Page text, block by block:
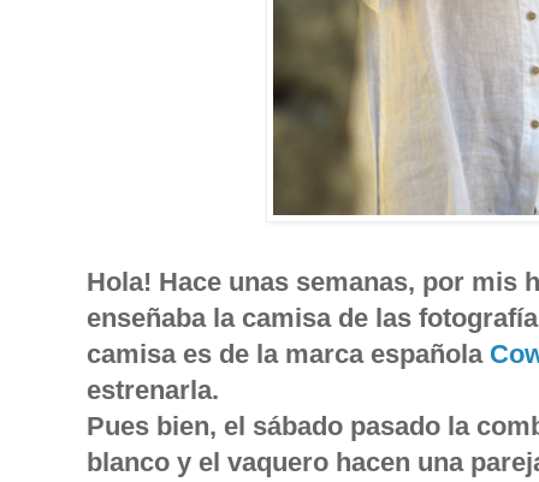
Hola! Hace unas semanas, por mis
enseñaba la camisa de las
camisa es de la marca española
estrenarla.
Pues bien, el sábado pasado la
blanco y el vaquero hacen una